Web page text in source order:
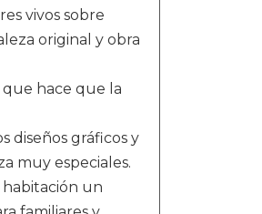
vivos sobre
original y obra
hace que la
diseños gráficos y
muy especiales.
un